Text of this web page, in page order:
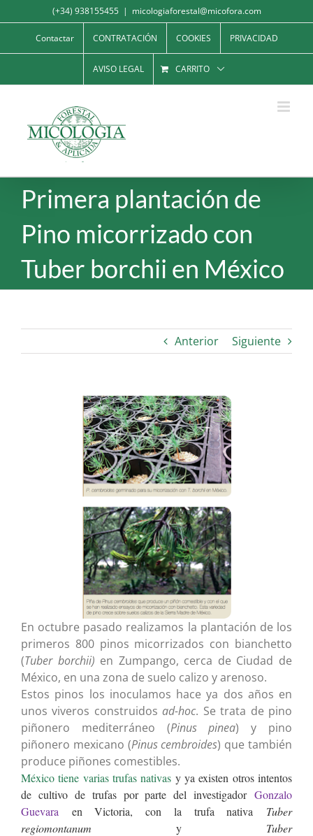
al
contenido
(+34) 938155455 | micologiaforestal@micofora.com
Contactar CONTRATACIÓN COOKIES PRIVACIDAD
AVISO LEGAL CARRITO
Primera plantación de
Pino micorrizado con
Tuber borchii en México
Anterior Siguiente
En octubre pasado realizamos la plantación de los
primeros 800 pinos micorrizados con bianchetto
(Tuber borchii) en Zumpango, cerca de Ciudad de
México, en una zona de suelo calizo y arenoso.
Estos pinos los inoculamos hace ya dos años en
unos viveros construidosad-hoc. Se trata de pino
piñonero mediterráneo (Pinus pinea) y pino
piñonero mexicano (Pinus cembroides) que también
produce piñones comestibles.
México tiene varias trufas nativas y ya existen otros intentos
de cultivo de trufas por parte del investigador Gonzalo
Guevara en Victoria, con la trufa nativa Tuber
regiomontanum y Tuber